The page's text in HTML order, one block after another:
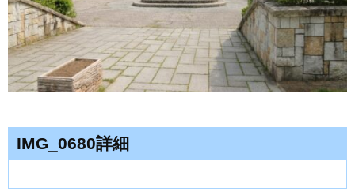
IMG_0680詳細